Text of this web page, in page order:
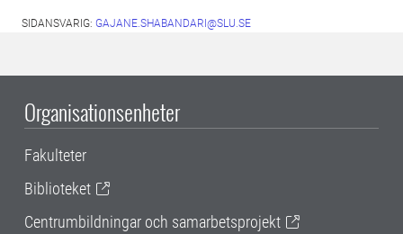
SIDANSVARIG: GAJANE.SHABANDARI@SLU.SE
Organisationsenheter
Fakulteter
Biblioteket
Centrumbildningar och samarbetsprojekt